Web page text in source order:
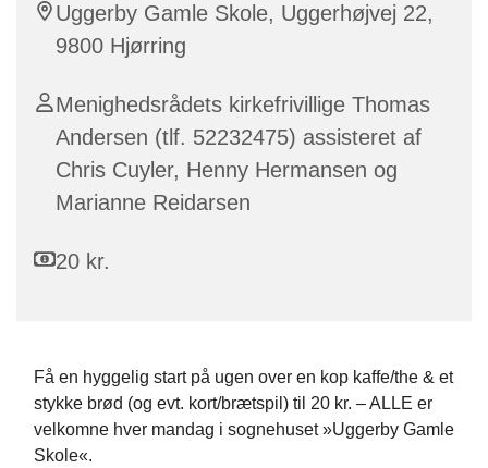
Uggerby Gamle Skole, Uggerhøjvej 22,
9800 Hjørring
Menighedsrådets kirkefrivillige Thomas
Andersen (tlf. 52232475) assisteret af
Chris Cuyler, Henny Hermansen og
Marianne Reidarsen
20 kr.
Få en hyggelig start på ugen over en kop kaffe/the & et
stykke brød (og evt. kort/brætspil) til 20 kr. – ALLE er
velkomne hver mandag i sognehuset »Uggerby Gamle
Skole«.